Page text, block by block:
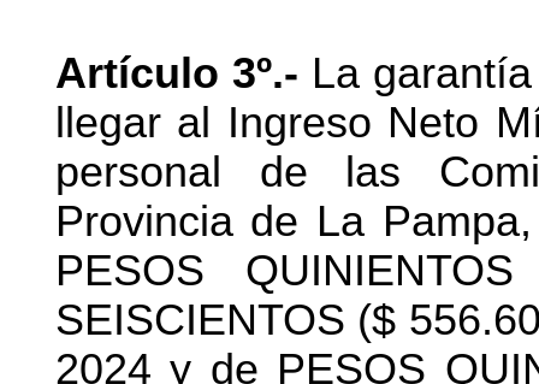
Artículo 3º.- La
llegar al Ingreso Neto
personal de las
Provincia de La
PESOS
SEISCIENTOS ($
2024 y de PESOS